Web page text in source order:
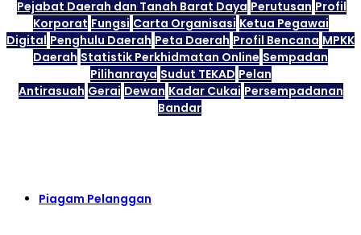
Pejabat Daerah dan Tanah Barat Daya Perutusan Profil
Korporat Fungsi Carta Organisasi Ketua Pegawai
Digital Penghulu Daerah Peta Daerah Profil Bencana MPKK
Daerah Statistik Perkhidmatan Online Sempadan
Pilihanraya Sudut TEKAD Pelan
Antirasuah Gerai Dewan Kadar Cukai Persempadanan
Bandar
Piagam Pelanggan